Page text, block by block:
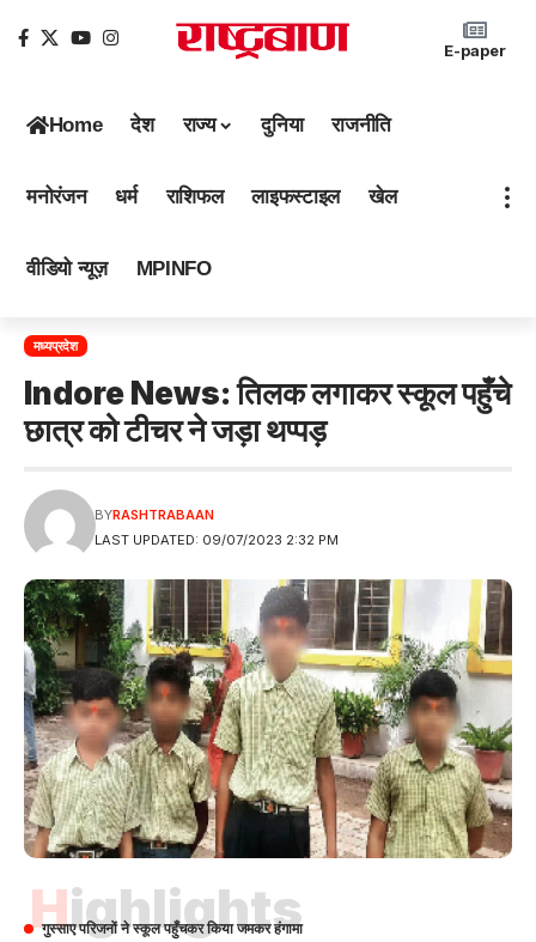
E-paper
Home देश राज्य दुनिया राजनीति
मनोरंजन धर्म राशिफल लाइफस्टाइल खेल
वीडियो न्यूज़ MPINFO
मध्यप्रदेश
Indore News: तिलक लगाकर स्कूल पहुँचे
छात्र को टीचर ने जड़ा थप्पड़
LAST UPDATED: 09/07/2023 2:32 PM
BYRASHTRABAAN
Highlights
गुस्साए परिजनों ने स्कूल पहुँचकर किया जमकर हंगामा